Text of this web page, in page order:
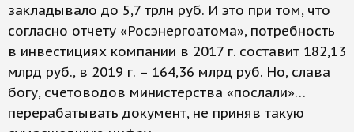
закладывало до 5,7 трлн руб. И это при том, что
согласно отчету «Росэнергоатома», потребность
в инвестициях компании в 2017 г. составит 182,13
млрд руб., в 2019 г. – 164,36 млрд руб. Но, слава
богу, счетоводов министерства «послали»…
перерабатывать документ, не приняв такую